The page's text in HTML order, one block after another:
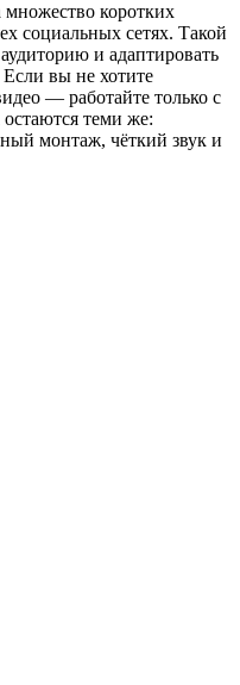
коротких
социальных сетях. Такой
и адаптировать
вы не хотите
— работайте только с
теми же:
монтаж, чёткий звук и